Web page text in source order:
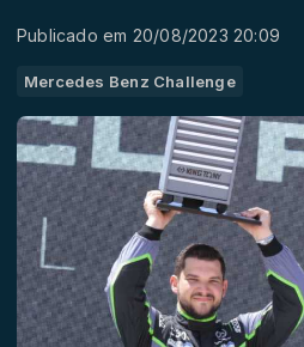
Publicado em 20/08/2023 20:09
Mercedes Benz Challenge